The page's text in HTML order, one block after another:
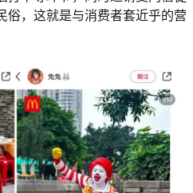
俗，这就是与消费者套近乎的营